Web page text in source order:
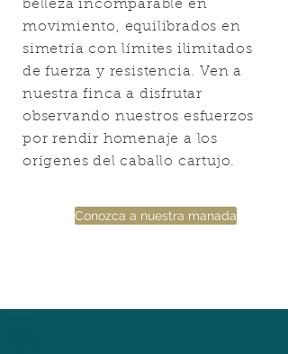
belleza incomparable en
movimiento, equilibrados en
simetría con límites ilimitados
de fuerza y resistencia. Ven a
nuestra finca a disfrutar
observando nuestros esfuerzos
por rendir homenaje a los
orígenes del caballo cartujo.
Conozca a nuestra manada